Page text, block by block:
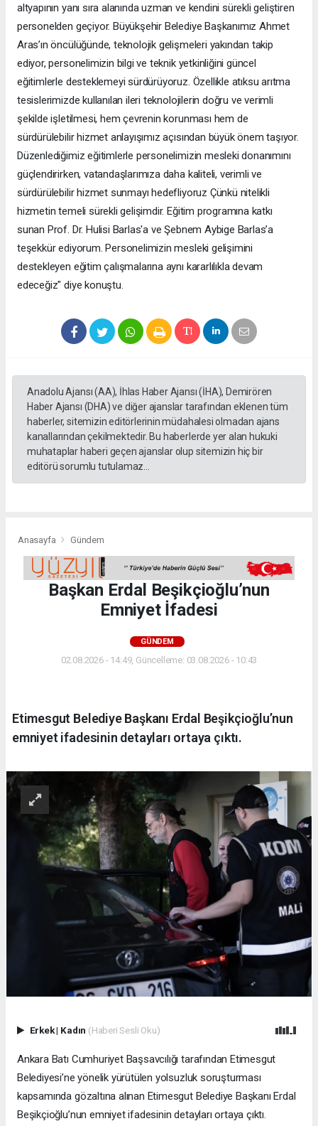
altyapının yanı sıra alanında uzman ve kendini sürekli geliştiren
personelden geçiyor. Büyükşehir Belediye Başkanımız Ahmet
Aras’ın öncülüğünde, teknolojik gelişmeleri yakından takip
ediyor, personelimizin bilgi ve teknik yetkinliğini güncel
eğitimlerle desteklemeyi sürdürüyoruz. Özellikle atıksu arıtma
tesislerimizde kullanılan ileri teknolojilerin doğru ve verimli
şekilde işletilmesi, hem çevrenin korunması hem de
sürdürülebilir hizmet anlayışımız açısından büyük önem taşıyor.
Düzenlediğimiz eğitimlerle personelimizin mesleki donanımını
güçlendirirken, vatandaşlarımıza daha kaliteli, verimli ve
sürdürülebilir hizmet sunmayı hedefliyoruz Çünkü nitelikli
hizmetin temeli sürekli gelişimdir. Eğitim programına katkı
sunan Prof. Dr. Hulisi Barlas'a ve Şebnem Aybige Barlas’a
teşekkür ediyorum. Personelimizin mesleki gelişimini
destekleyen eğitim çalışmalarına aynı kararlılıkla devam
edeceğiz" diye konuştu.
Anadolu Ajansı (AA), İhlas Haber Ajansı (İHA), Demirören
Haber Ajansı (DHA) ve diğer ajanslar tarafından eklenen tüm
haberler, sitemizin editörlerinin müdahalesi olmadan ajans
kanallarından çekilmektedir. Bu haberlerde yer alan hukuki
muhataplar haberi geçen ajanslar olup sitemizin hiç bir
editörü sorumlu tutulamaz...
Anasayfa Gündem
Başkan Erdal Beşikçioğlu’nun
Emniyet İfadesi
GÜNDEM
02.08.2026 - 14:49, Güncelleme: 03.08.2026 - 10:43
Etimesgut Belediye Başkanı Erdal Beşikçioğlu’nun
emniyet ifadesinin detayları ortaya çıktı.
Erkek| Kadın (Haberi Sesli Oku)
Ankara Batı Cumhuriyet Başsavcılığı tarafından Etimesgut
Belediyesi’ne yönelik yürütülen yolsuzluk soruşturması
kapsamında gözaltına alınan Etimesgut Belediye Başkanı Erdal
Beşikçioğlu’nun emniyet ifadesinin detayları ortaya çıktı.